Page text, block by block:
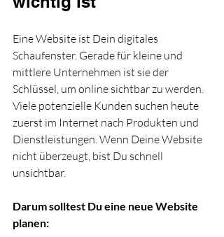
Eine Website ist Dein digitales
Schaufenster. Gerade für kleine und
mittlere Unternehmen ist sie der
Schlüssel, um online sichtbar zu werden.
Viele potenzielle Kunden suchen heute
zuerst im Internet nach Produkten und
Dienstleistungen. Wenn Deine Website
nicht überzeugt, bist Du schnell
unsichtbar.
Darum solltest Du eine neue Website
planen: